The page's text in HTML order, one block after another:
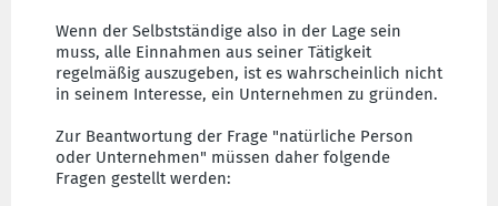
Wenn der Selbstständige also in der Lage sein
muss, alle Einnahmen aus seiner Tätigkeit
regelmäßig auszugeben, ist es wahrscheinlich nicht
in seinem Interesse, ein Unternehmen zu gründen.
Zur Beantwortung der Frage "natürliche Person
oder Unternehmen" müssen daher folgende
Fragen gestellt werden: